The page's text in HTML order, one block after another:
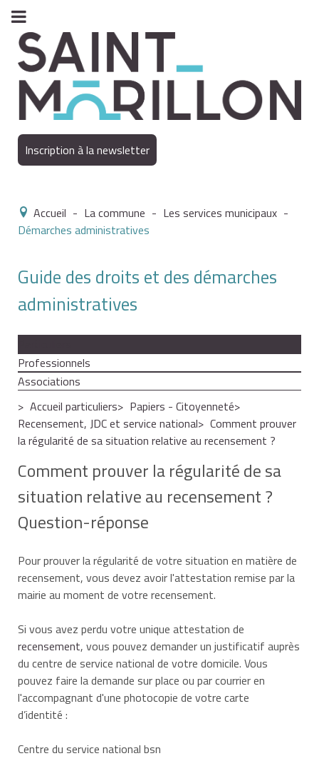
Inscription à la newsletter
Accueil - La commune - Les services municipaux -
Démarches administratives
Guide des droits et des démarches
administratives
Professionnels
Associations
Accueil particuliers
Papiers - Citoyenneté
Recensement, JDC et service national
Comment prouver
la régularité de sa situation relative au recensement ?
Comment prouver la régularité de sa
situation relative au recensement ?
Question-réponse
Pour prouver la régularité de votre situation en matière de
recensement, vous devez avoir l'attestation remise par la
mairie au moment de votre recensement.
Si vous avez perdu votre unique attestation de
recensement, vous pouvez demander un justificatif auprès
du centre de service national de votre domicile. Vous
pouvez faire la demande sur place ou par courrier en
l'accompagnant d'une photocopie de votre carte
d’identité :
Centre du service national bsn